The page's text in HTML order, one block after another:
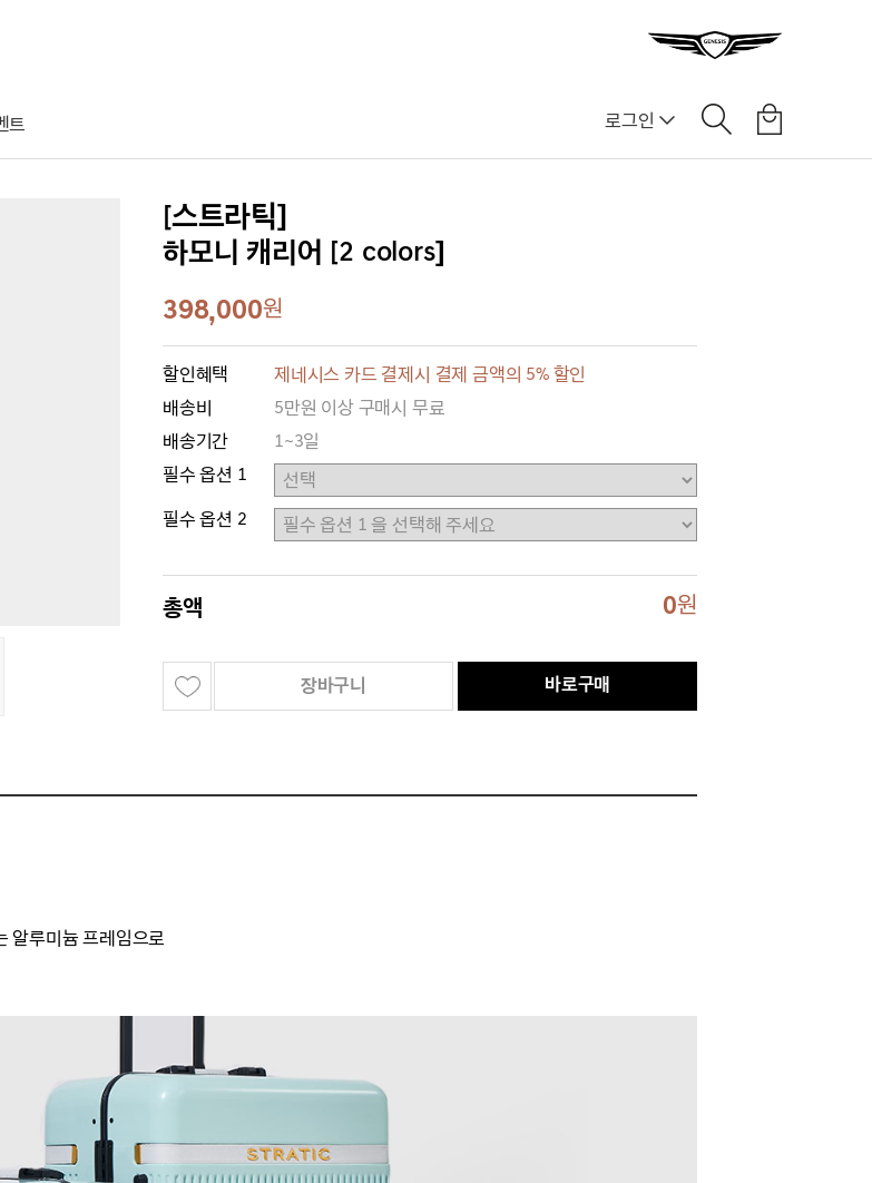
트 로그인
[스트라틱]
하모니 캐리어 [2 colors]
398,000원
할인혜택
제네시스 카드 결제시 결제 금액의 5% 할인
배송비
5만원 이상 구매시 무료
배송기간
1~3일
필수 옵션 1
필수 옵션 2
총액 0원
장바구니 바로구매
알루미늄 프레임으로